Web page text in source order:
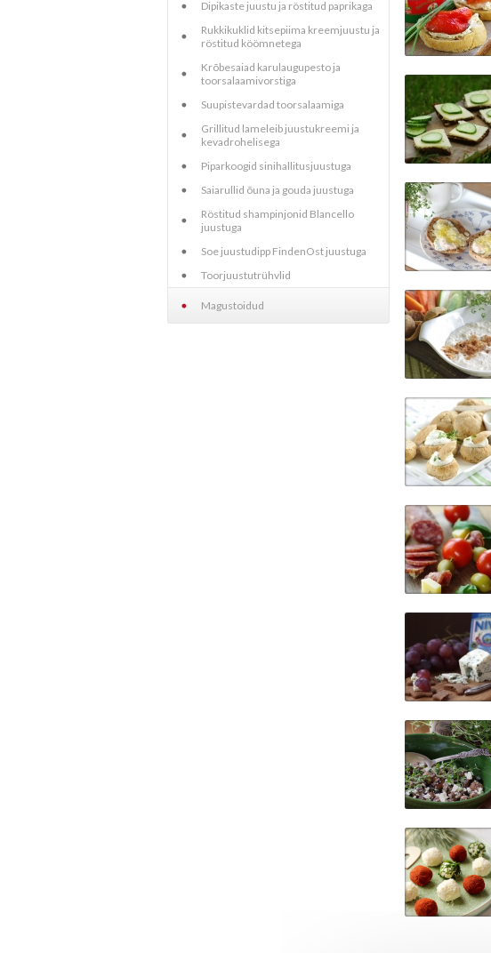
Dipikaste juustu ja röstitud paprikaga
Rukkikuklid kitsepiima kreemjuustu ja
röstitud köömnetega
Krõbesaiad karulaugupesto ja
toorsalaamivorstiga
Suupistevardad toorsalaamiga
Grillitud lameleib juustukreemi ja
kevadrohelisega
Piparkoogid sinihallitusjuustuga
Saiarullid õuna ja gouda juustuga
Röstitud shampinjonid Blancello
juustuga
Soe juustudipp FindenOst juustuga
Toorjuustutrühvlid
Magustoidud